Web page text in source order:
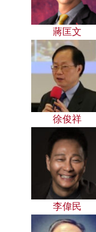
蔣匡文
徐俊祥
李偉民